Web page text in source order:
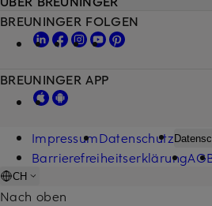
BREUNINGER FOLGEN
BREUNINGER APP
ImpressumDatenschutz
Barrierefreiheitserklärung
CH
Nach oben